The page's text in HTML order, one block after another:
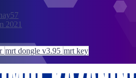
2021
mrt dongle v3.95 mrt key